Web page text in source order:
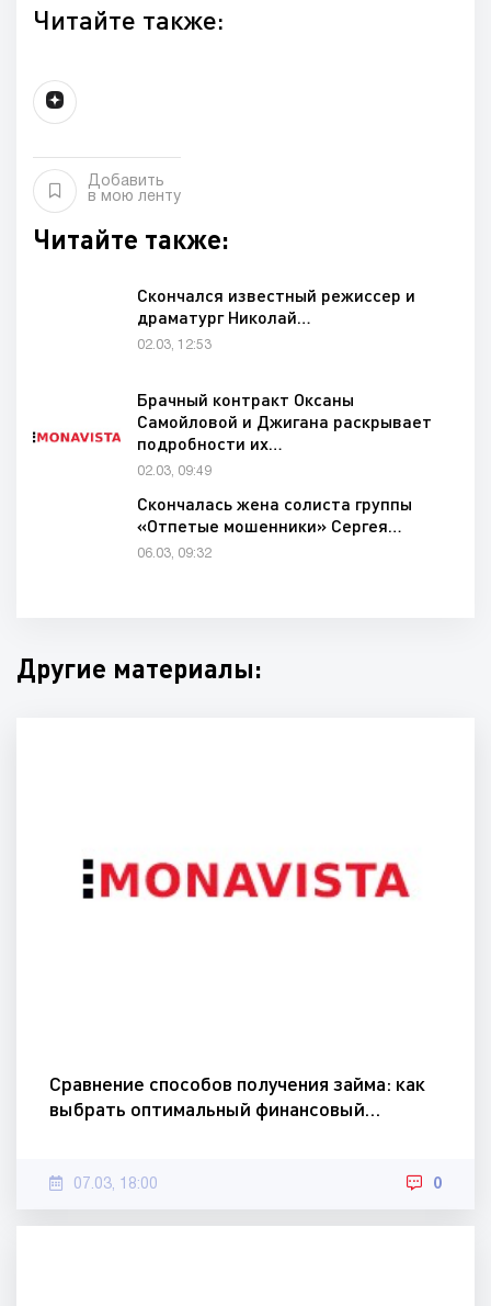
Читайте также:
Добавить
в мою ленту
Читайте также:
Скончался известный режиссер и
драматург Николай…
02.03, 12:53
Брачный контракт Оксаны
Самойловой и Джигана раскрывает
подробности их…
02.03, 09:49
Скончалась жена солиста группы
«Отпетые мошенники» Сергея…
06.03, 09:32
Другие материалы:
Сравнение способов получения займа: как
выбрать оптимальный финансовый…
07.03, 18:00 0